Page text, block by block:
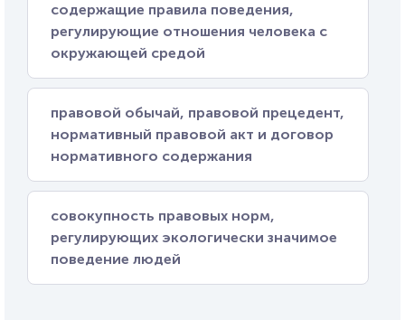
содержащие правила поведения,
регулирующие отношения человека с
окружающей средой
правовой обычай, правовой прецедент,
нормативный правовой акт и договор
нормативного содержания
совокупность правовых норм,
регулирующих экологически значимое
поведение людей